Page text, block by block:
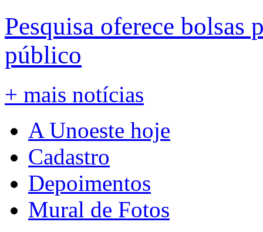
Pesquisa oferece bolsas
público
+ mais notícias
A Unoeste hoje
Cadastro
Depoimentos
Mural de Fotos